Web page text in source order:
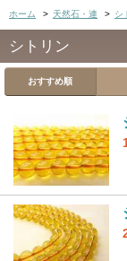
ホーム > 天然石・連 > シ
シトリン
おすすめ順